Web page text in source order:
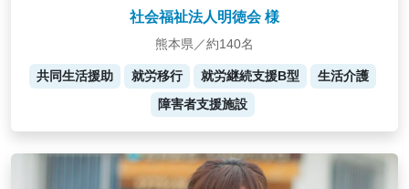
社会福祉法人明徳会 様
熊本県／約140名
共同生活援助 就労移行 就労継続支援B型
生活介護
障害者支援施設